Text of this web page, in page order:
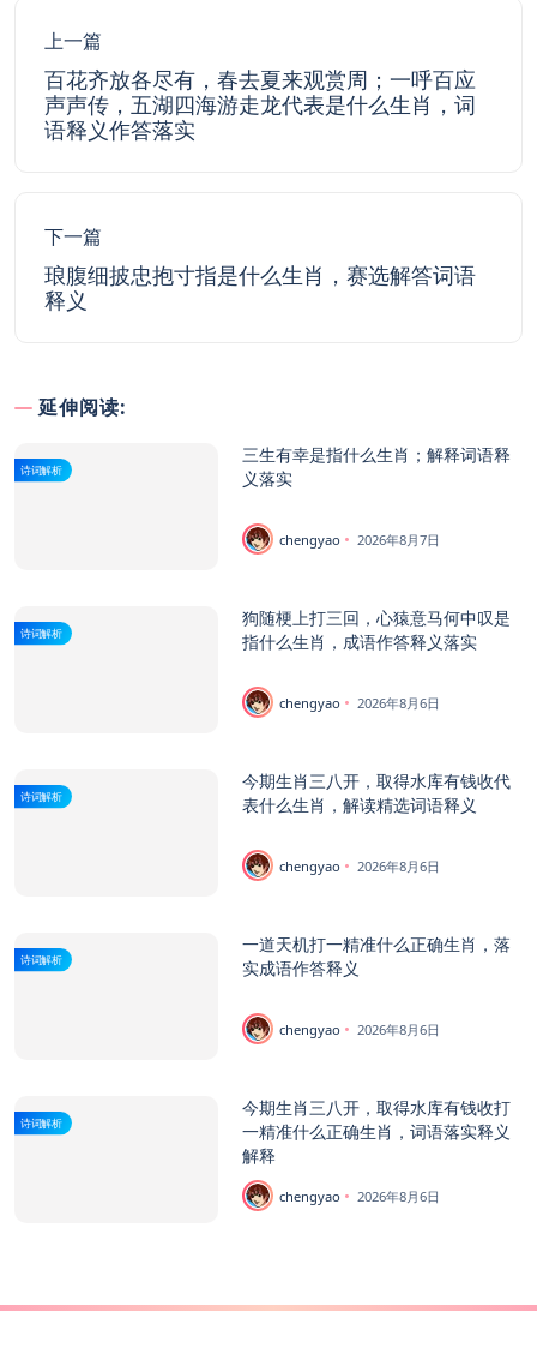
上一篇
百花齐放各尽有，春去夏来观赏周；一呼百应
声声传，五湖四海游走龙代表是什么生肖，词
语释义作答落实
下一篇
琅腹细披忠抱寸指是什么生肖，赛选解答词语
释义
延伸阅读:
诗词解析
三生有幸是指什么生肖；解释词语释
义落实
chengyao 2026年8月7日
诗词解析
狗随梗上打三回，心猿意马何中叹是
指什么生肖，成语作答释义落实
chengyao 2026年8月6日
诗词解析
今期生肖三八开，取得水库有钱收代
表什么生肖，解读精选词语释义
chengyao 2026年8月6日
诗词解析
一道天机打一精准什么正确生肖，落
实成语作答释义
chengyao 2026年8月6日
诗词解析
今期生肖三八开，取得水库有钱收打
一精准什么正确生肖，词语落实释义
解释
chengyao 2026年8月6日